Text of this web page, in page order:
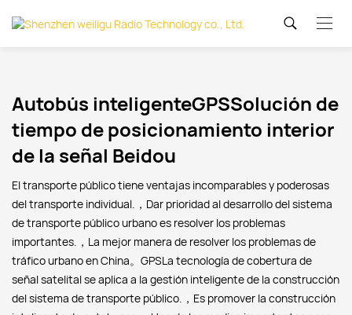
Autobús inteligenteGPSSolución de
tiempo de posicionamiento interior
de la señal Beidou
El transporte público tiene ventajas incomparables y poderosas
del transporte individual.，Dar prioridad al desarrollo del sistema
de transporte público urbano es resolver los problemas
importantes.，La mejor manera de resolver los problemas de
tráfico urbano en China。GPSLa tecnología de cobertura de
señal satelital se aplica a la gestión inteligente de la construcción
del sistema de transporte público.，Es promover la construcción